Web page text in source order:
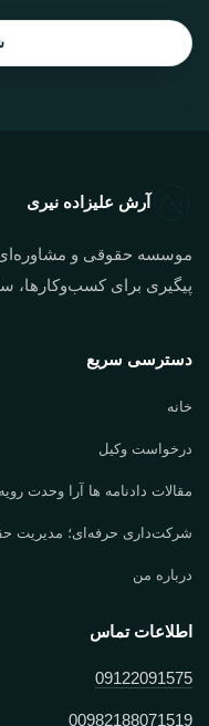
آرش علیزاده نیری
موسسه حقوقی و مشاوره‌ای
پیگیری برای کسب‌وکارها،
دسترسی سریع
خانه
درخواست وکیل
مقالات دادنامه ها آرا وحدت رویه
شرکت‌داری حرفه‌ای؛ مدیریت
درباره من
اطلاعات تماس
09122091575
00982188071519